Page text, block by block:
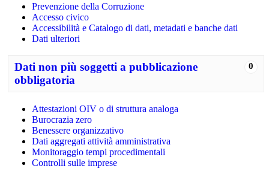
Prevenzione della Corruzione
Accesso civico
Accessibilità e Catalogo di dati, metadati e banche dati
Dati ulteriori
0
Dati non più soggetti a pubblicazione
obbligatoria
Attestazioni OIV o di struttura analoga
Burocrazia zero
Benessere organizzativo
Dati aggregati attività amministrativa
Monitoraggio tempi procedimentali
Controlli sulle imprese